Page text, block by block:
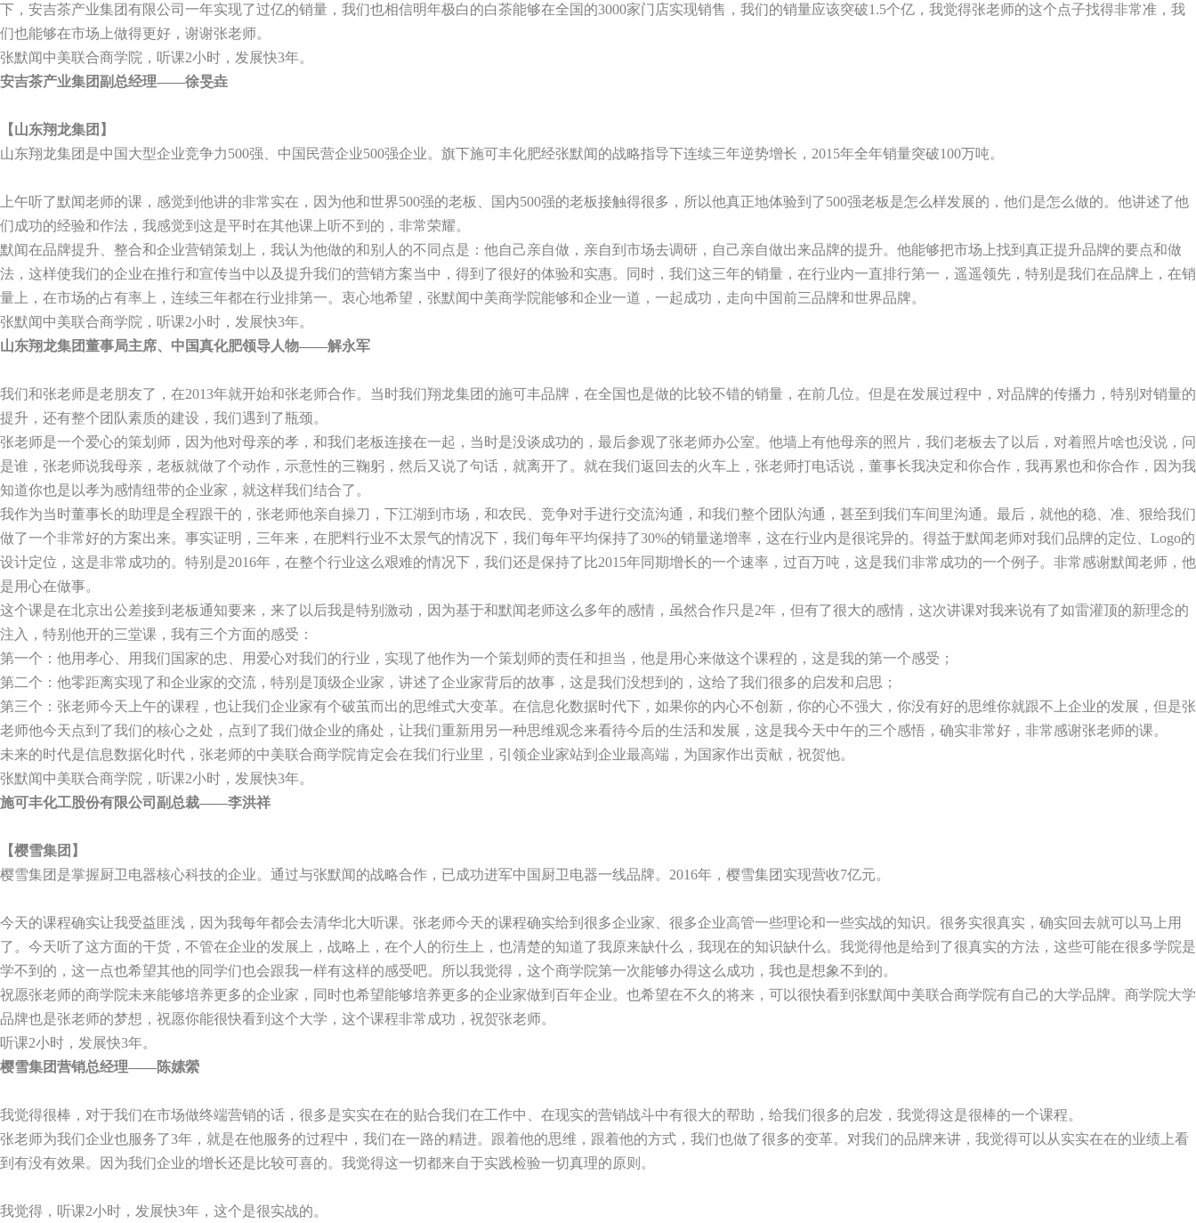
下，安吉茶产业集团有限公司一年实现了过亿的销量，我们也相信明年极白的白茶能够在全国的3000家门店实现销售，我们的销量应该突破1.5个亿，我觉得张老师的这个点子找得非常准，我
们也能够在市场上做得更好，谢谢张老师。
张默闻中美联合商学院，听课2小时，发展快3年。
安吉茶产业集团副总经理——徐旻垚
【山东翔龙集团】
山东翔龙集团是中国大型企业竞争力500强、中国民营企业500强企业。旗下施可丰化肥经张默闻的战略指导下连续三年逆势增长， 2015年全年销量突破100万吨。
上午听了默闻老师的课，感觉到他讲的非常实在，因为他和世界500强的老板、国内500强的老板接触得很多，所以他真正地体验到了500强老板是怎么样发展的，他们是怎么做的。他讲述了他
们成功的经验和作法，我感觉到这是平时在其他课上听不到的，非常荣耀。
默闻在品牌提升、整合和企业营销策划上，我认为他做的和别人的不同点是：他自己亲自做，亲自到市场去调研，自己亲自做出来品牌的提升。他能够把市场上找到真正提升品牌的要点和做
法，这样使我们的企业在推行和宣传当中以及提升我们的营销方案当中，得到了很好的体验和实惠。同时，我们这三年的销量，在行业内一直排行第一，遥遥领先，特别是我们在品牌上，在销
量上，在市场的占有率上，连续三年都在行业排第一。衷心地希望，张默闻中美商学院能够和企业一道，一起成功，走向中国前三品牌和世界品牌。
张默闻中美联合商学院，听课2小时，发展快3年。
山东翔龙集团董事局主席、中国真化肥领导人物——解永军
我们和张老师是老朋友了，在2013年就开始和张老师合作。当时我们翔龙集团的施可丰品牌，在全国也是做的比较不错的销量，在前几位。但是在发展过程中，对品牌的传播力，特别对销量的
提升，还有整个团队素质的建设，我们遇到了瓶颈。
张老师是一个爱心的策划师，因为他对母亲的孝，和我们老板连接在一起，当时是没谈成功的，最后参观了张老师办公室。他墙上有他母亲的照片，我们老板去了以后，对着照片啥也没说，问
是谁，张老师说我母亲，老板就做了个动作，示意性的三鞠躬，然后又说了句话，就离开了。就在我们返回去的火车上，张老师打电话说，董事长我决定和你合作，我再累也和你合作，因为我
知道你也是以孝为感情纽带的企业家，就这样我们结合了。
我作为当时董事长的助理是全程跟干的，张老师他亲自操刀，下江湖到市场，和农民、竞争对手进行交流沟通，和我们整个团队沟通，甚至到我们车间里沟通。最后，就他的稳、准、狠给我们
做了一个非常好的方案出来。事实证明，三年来，在肥料行业不太景气的情况下，我们每年平均保持了30%的销量递增率，这在行业内是很诧异的。得益于默闻老师对我们品牌的定位、 Logo的
设计定位，这是非常成功的。特别是2016年，在整个行业这么艰难的情况下，我们还是保持了比2015年同期增长的一个速率，过百万吨，这是我们非常成功的一个例子。非常感谢默闻老师，他
是用心在做事。
这个课是在北京出公差接到老板通知要来，来了以后我是特别激动，因为基于和默闻老师这么多年的感情，虽然合作只是2年，但有了很大的感情，这次讲课对我来说有了如雷灌顶的新理念的
注入，特别他开的三堂课，我有三个方面的感受：
第一个：他用孝心、用我们国家的忠、用爱心对我们的行业，实现了他作为一个策划师的责任和担当，他是用心来做这个课程的，这是我的第一个感受；
第二个：他零距离实现了和企业家的交流，特别是顶级企业家，讲述了企业家背后的故事，这是我们没想到的，这给了我们很多的启发和启思；
第三个：张老师今天上午的课程，也让我们企业家有个破茧而出的思维式大变革。在信息化数据时代下，如果你的内心不创新，你的心不强大，你没有好的思维你就跟不上企业的发展，但是张
老师他今天点到了我们的核心之处，点到了我们做企业的痛处，让我们重新用另一种思维观念来看待今后的生活和发展，这是我今天中午的三个感悟，确实非常好，非常感谢张老师的课。
未来的时代是信息数据化时代，张老师的中美联合商学院肯定会在我们行业里，引领企业家站到企业最高端，为国家作出贡献，祝贺他。
张默闻中美联合商学院，听课2小时，发展快3年。
施可丰化工股份有限公司副总裁——李洪祥
【樱雪集团】
樱雪集团是掌握厨卫电器核心科技的企业。通过与张默闻的战略合作，已成功进军中国厨卫电器一线品牌。 2016年，樱雪集团实现营收7亿元。
今天的课程确实让我受益匪浅，因为我每年都会去清华北大听课。张老师今天的课程确实给到很多企业家、很多企业高管一些理论和一些实战的知识。很务实很真实，确实回去就可以马上用
了。今天听了这方面的干货，不管在企业的发展上，战略上，在个人的衍生上，也清楚的知道了我原来缺什么，我现在的知识缺什么。我觉得他是给到了很真实的方法，这些可能在很多学院是
学不到的，这一点也希望其他的同学们也会跟我一样有这样的感受吧。所以我觉得，这个商学院第一次能够办得这么成功，我也是想象不到的。
祝愿张老师的商学院未来能够培养更多的企业家，同时也希望能够培养更多的企业家做到百年企业。也希望在不久的将来，可以很快看到张默闻中美联合商学院有自己的大学品牌。商学院大学
品牌也是张老师的梦想，祝愿你能很快看到这个大学，这个课程非常成功，祝贺张老师。
听课2小时，发展快3年。
樱雪集团营销总经理——陈嫊縈
我觉得很棒，对于我们在市场做终端营销的话，很多是实实在在的贴合我们在工作中、在现实的营销战斗中有很大的帮助，给我们很多的启发，我觉得这是很棒的一个课程。
张老师为我们企业也服务了3年，就是在他服务的过程中，我们在一路的精进。跟着他的思维，跟着他的方式，我们也做了很多的变革。对我们的品牌来讲，我觉得可以从实实在在的业绩上看
到有没有效果。因为我们企业的增长还是比较可喜的。我觉得这一切都来自于实践检验一切真理的原则。
我觉得，听课2小时，发展快3年，这个是很实战的。